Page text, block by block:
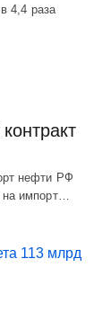
4,4 раза
нефти РФ
импорт…